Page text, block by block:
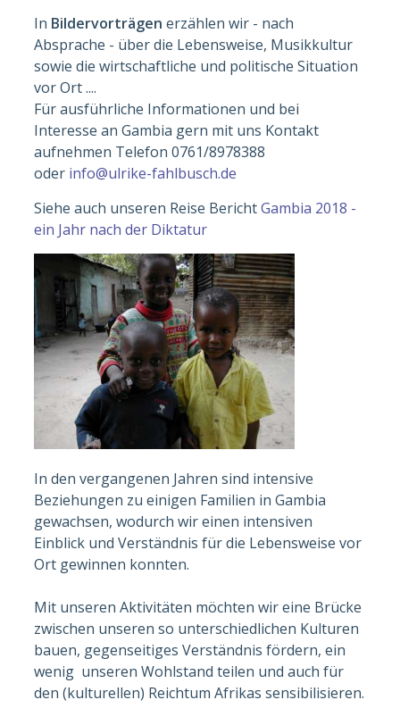
In Bildervorträgenerzählen wir - nach
Absprache - über die Lebensweise, Musikkultur
sowie die wirtschaftliche und politische Situation
vor Ort ....
Für ausführliche Informationen und bei
Interesse an Gambia gern mit uns Kontakt
aufnehmen Telefon 0761/8978388
oder info@ulrike-fahlbusch.de
Siehe auch unseren Reise BerichtGambia 2018 -
ein Jahr nach der Diktatur
In den vergangenen Jahren sind intensive
Beziehungen zu einigen Familien in Gambia
gewachsen, wodurch wir einen intensiven
Einblick und Verständnis für die Lebensweise vor
Ort gewinnen konnten.
Mit unseren Aktivitäten möchten wir eine Brücke
zwischen unseren so unterschiedlichen Kulturen
bauen, gegenseitiges Verständnis fördern, ein
wenig unseren Wohlstand teilen und auch für
den (kulturellen) Reichtum Afrikas sensibilisieren.